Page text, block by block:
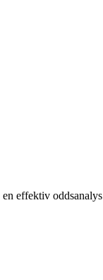
effektiv oddsanalys